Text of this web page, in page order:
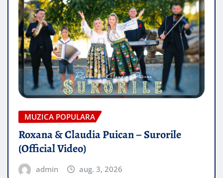
MUZICA POPULARA
Roxana & Claudia Puican – Surorile
(Official Video)
admin aug. 3, 2026